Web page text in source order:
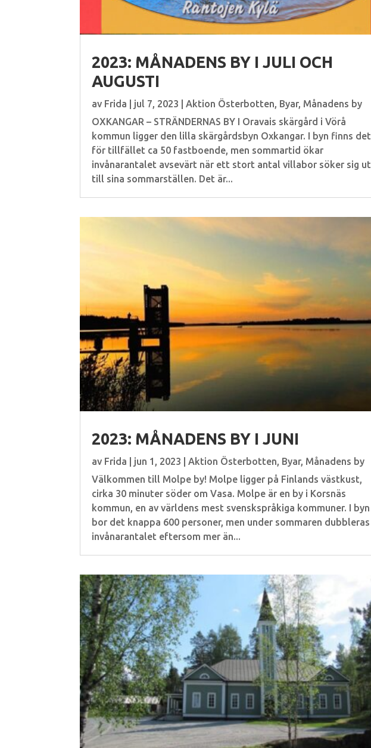
2023: MÅNADENS BY I JULI OCH
AUGUSTI
av Frida jul 7, 2023 Aktion Österbotten Byar, Månadens by
OXKANGAR – STRÄNDERNAS BY I Oravais skärgård i Vörå
kommun ligger den lilla skärgårdsbyn Oxkangar. I byn finns det
för tillfället ca 50 fastboende, men sommartid ökar
invånarantalet avsevärt när ett stort antal villabor söker sig ut
till sina sommarställen. Det är...
2023: MÅNADENS BY I JUNI
av Frida jun 1, 2023 |Aktion Österbotten, Byar, Månadens by
Välkommen till Molpe by! Molpe ligger på Finlands västkust,
cirka 30 minuter söder om Vasa. Molpe är en by i Korsnäs
kommun, en av världens mest svenskspråkiga kommuner. I byn
bor det knappa 600 personer, men under sommaren dubbleras
invånarantalet eftersom mer än...